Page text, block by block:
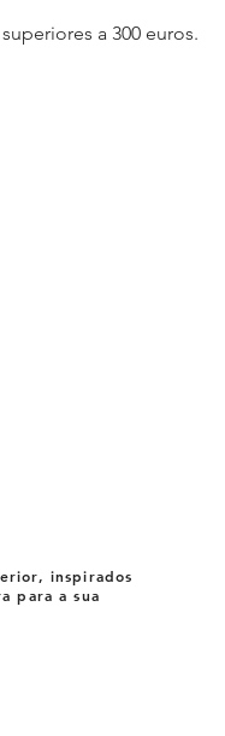
a 300 euros.
inspirados
para a sua